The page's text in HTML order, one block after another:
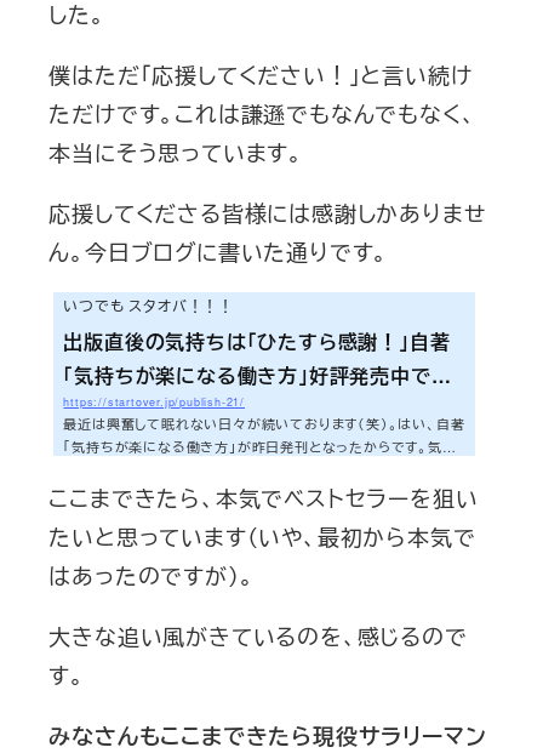
した。
僕はただ「応援してください！」と言い続け
ただけです。これは謙遜でもなんでもなく、
本当にそう思っています。
応援してくださる皆様には感謝しかありませ
ん。今日ブログに書いた通りです。
いつでも スタオバ！！！
出版直後の気持ちは「ひたすら感謝！」自著
「気持ちが楽になる働き方」好評発売中で
す！！！
https://startover.jp/publish-21/
最近は興奮して眠れない日々が続いております（笑）。はい、自著
「気持ちが楽になる働き方」が昨日発刊となったからです。気持
労働をやめる。posted with amazlet at 16.12.17金風舎 (2016
-12-05)売り上げランキング: 1,030Amazon.co.jpで詳細を見る
日中は色んな方からコメントをいただいたり、Facebook、Twitte
ロイド」と呼ばれている僕ですが、さすがに昨日は仕事に集中す
ここまできたら、本気でベストセラーを狙い
たいと思っています（いや、最初から本気で
はあったのですが）。
大きな追い風がきているのを、感じるので
す。
みなさんもここまできたら現役サラリーマン